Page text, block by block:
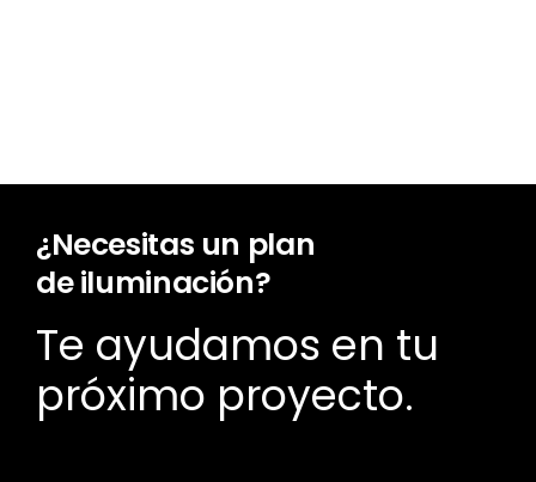
¿Necesitas un plan
de iluminación?
Te ayudamos en tu
próximo proyecto.